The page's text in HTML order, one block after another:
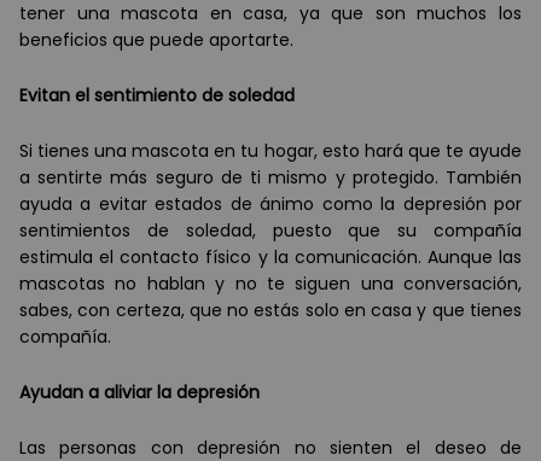
tener una mascota en casa, ya que son muchos los
beneficios que puede aportarte.
Evitan el sentimiento de soledad
Si tienes una mascota en tu hogar, esto hará que te ayude
a sentirte más seguro de ti mismo y protegido. También
ayuda a evitar estados deánimo como la depresión por
sentimientos de soledad, puesto que su compañía
estimula el contacto físico y la comunicación. Aunque las
mascotas no hablan y no te siguen una conversación,
sabes, con certeza, que no estás solo en casa y que tienes
compañía.
Ayudan a aliviar la depresión
Las personas con depresión no sienten el deseo de